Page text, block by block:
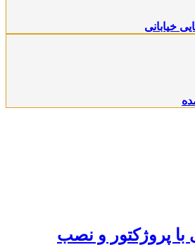
خیابانی
پروژکتور و نصب